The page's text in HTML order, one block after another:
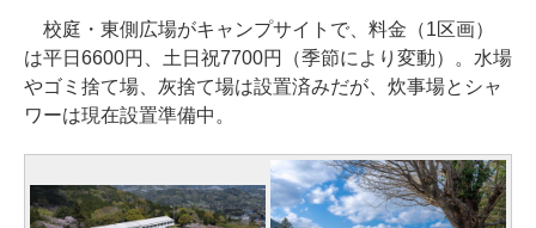
校庭・東側広場がキャンプサイトで、料金（1区画）
は平日6600円、土日祝7700円（季節により変動）。水場
やゴミ捨て場、灰捨て場は設置済みだが、炊事場とシャ
ワーは現在設置準備中。